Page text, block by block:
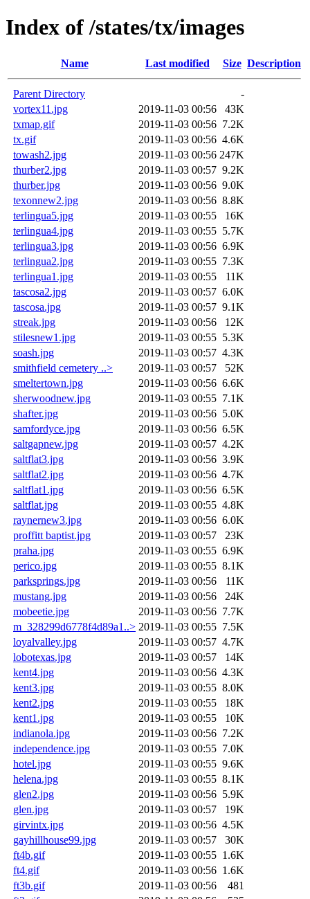
Index of /states/tx/images
Name Last modified Size Description
Parent Directory
-
vortex11.jpg
2019-11-03 00:56
43K
txmap.gif
2019-11-03 00:56 7.2K
tx.gif
2019-11-03 00:56 4.6K
towash2.jpg
2019-11-03 00:56 247K
thurber2.jpg
2019-11-03 00:57 9.2K
thurber.jpg
2019-11-03 00:56 9.0K
texonnew2.jpg
2019-11-03 00:56 8.8K
terlingua5.jpg
2019-11-03 00:55
16K
terlingua4.jpg
2019-11-03 00:55 5.7K
terlingua3.jpg
2019-11-03 00:56 6.9K
terlingua2.jpg
2019-11-03 00:55 7.3K
terlingua1.jpg
2019-11-03 00:55
11K
tascosa2.jpg
2019-11-03 00:57 6.0K
tascosa.jpg
2019-11-03 00:57 9.1K
streak.jpg
2019-11-03 00:56
12K
stilesnew1.jpg
2019-11-03 00:55 5.3K
soash.jpg
2019-11-03 00:57 4.3K
smithfield cemetery ..>
2019-11-03 00:57
52K
smeltertown.jpg
2019-11-03 00:56 6.6K
sherwoodnew.jpg
2019-11-03 00:55 7.1K
shafter.jpg
2019-11-03 00:56 5.0K
samfordyce.jpg
2019-11-03 00:56 6.5K
saltgapnew.jpg
2019-11-03 00:57 4.2K
saltflat3.jpg
2019-11-03 00:56 3.9K
saltflat2.jpg
2019-11-03 00:56 4.7K
saltflat1.jpg
2019-11-03 00:56 6.5K
saltflat.jpg
2019-11-03 00:55 4.8K
raynernew3.jpg
2019-11-03 00:56 6.0K
proffitt baptist.jpg
2019-11-03 00:57
23K
praha.jpg
2019-11-03 00:55 6.9K
perico.jpg
2019-11-03 00:55 8.1K
parksprings.jpg
2019-11-03 00:56
11K
mustang.jpg
2019-11-03 00:56
24K
mobeetie.jpg
2019-11-03 00:56 7.7K
m_328299d6778f4d89a1..> 2019-11-03 00:55 7.5K
loyalvalley.jpg
2019-11-03 00:57 4.7K
lobotexas.jpg
2019-11-03 00:57
14K
kent4.jpg
2019-11-03 00:56 4.3K
kent3.jpg
2019-11-03 00:55 8.0K
kent2.jpg
2019-11-03 00:55
18K
kent1.jpg
2019-11-03 00:55
10K
indianola.jpg
2019-11-03 00:56 7.2K
independence.jpg
2019-11-03 00:55 7.0K
hotel.jpg
2019-11-03 00:55 9.6K
helena.jpg
2019-11-03 00:55 8.1K
glen2.jpg
2019-11-03 00:56 5.9K
glen.jpg
2019-11-03 00:57
19K
girvintx.jpg
2019-11-03 00:56 4.5K
gayhillhouse99.jpg
2019-11-03 00:57
30K
ft4b.gif
2019-11-03 00:55 1.6K
ft4.gif
2019-11-03 00:56 1.6K
ft3b.gif
2019-11-03 00:56
481